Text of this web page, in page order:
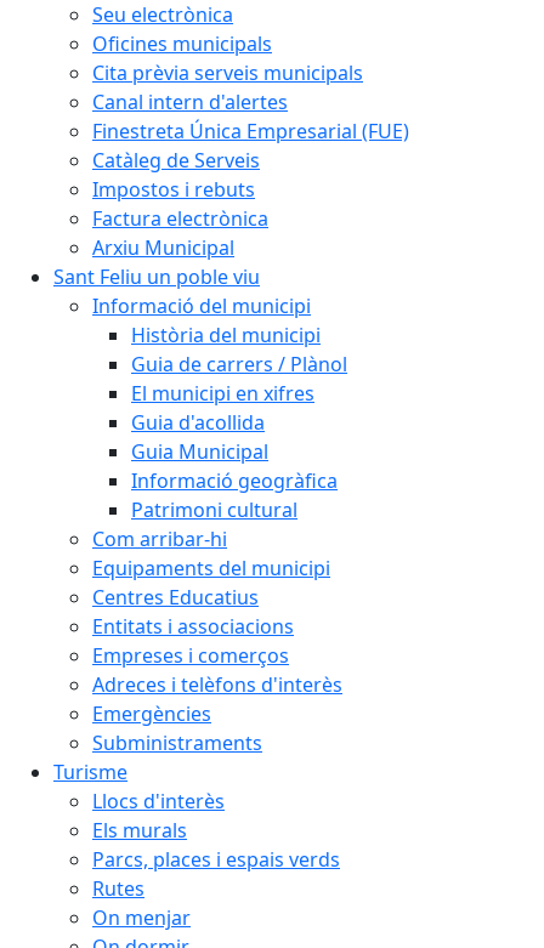
Seu electrònica
Oficines municipals
Cita prèvia serveis municipals
Canal intern d'alertes
Finestreta Única Empresarial (FUE)
Catàleg de Serveis
Impostos i rebuts
Factura electrònica
Arxiu Municipal
Sant Feliu un poble viu
Informació del municipi
Història del municipi
Guia de carrers / Plànol
El municipi en xifres
Guia d'acollida
Guia Municipal
Informació geogràfica
Patrimoni cultural
Com arribar-hi
Equipaments del municipi
Centres Educatius
Entitats i associacions
Empreses i comerços
Adreces i telèfons d'interès
Emergències
Subministraments
Turisme
Llocs d'interès
Els murals
Parcs, places i espais verds
Rutes
On menjar